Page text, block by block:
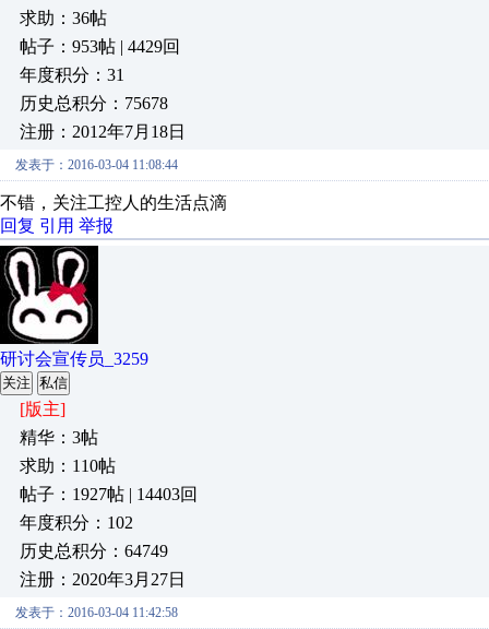
求助：36帖
帖子：953帖 | 4429回
年度积分：31
历史总积分：75678
注册：2012年7月18日
发表于：2016-03-04 11:08:44
不错，关注工控人的生活点滴
回复 引用 举报
研讨会宣传员_3259
关注 私信
[版主]
精华：3帖
求助：110帖
帖子：1927帖 | 14403回
年度积分：102
历史总积分：64749
注册：2020年3月27日
发表于：2016-03-04 11:42:58